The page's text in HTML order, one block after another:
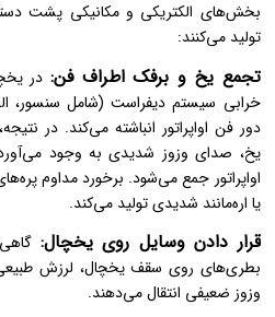
بخش‌های الکتریکی و مکانیکی پشت
تولید می‌کنند:
تجمع یخ و برفک اطراف فن:در
خرابی سیستم دیفراست (شامل سنسور،
دور فن اواپراتور انباشته می‌کند. در
یخ، صدای وزوز شدیدی به وجود
اواپراتور جمع می‌شود. برخورد مداوم
یا اره‌مانند شدیدی تولید می‌کند.
قرار دادن وسایل روی یخچال:
بطری‌های روی سقف یخچال، لرزش
وزوز ضعیفی انتقال می‌دهند.